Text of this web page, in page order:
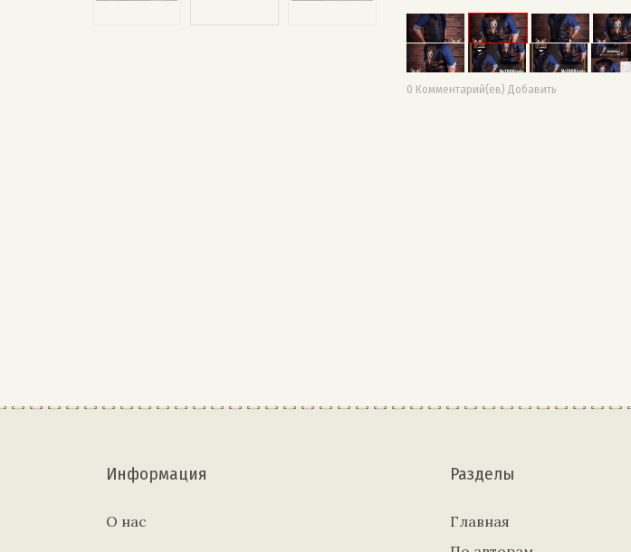
0 Комментарий(ев) Добавить
Информация
О нас
Разделы
Главная